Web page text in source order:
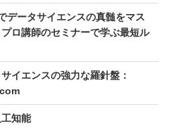
データサイエンスの真髄をマス
ロ講師のセミナーで学ぶ最短ル
イエンスの強力な羅針盤：
知能